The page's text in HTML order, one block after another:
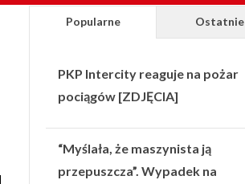
Popularne Ostatnie
PKP Intercity reaguje na pożar
pociągów [ZDJĘCIA]
“Myślała, że maszynista ją
przepuszcza”. Wypadek na